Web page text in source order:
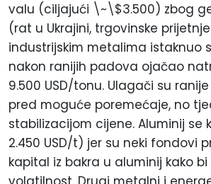
valu (ciljajući \~\$3.500) zbog
(rat u Ukrajini, trgovinske
industrijskim metalima istaknuo
nakon ranijih padova ojačao
9.500 USD/tonu. Ulagači su
pred moguće poremećaje, no
stabilizacijom cijene. Aluminij se
2.450 USD/t) jer su neki fondovi
kapital iz bakra u aluminij kako